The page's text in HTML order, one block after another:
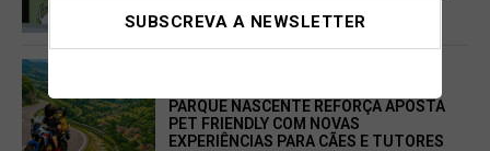
PARQUE NASCENTE REFORÇA APOSTA
PET FRIENDLY COM NOVAS
EXPERIÊNCIAS PARA CÃES E TUTORES